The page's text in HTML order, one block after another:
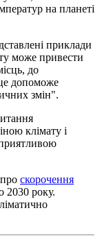
на планеті
приклади
може привести
до
допоможе
змін".
клімату і
скорочення
2030 року.